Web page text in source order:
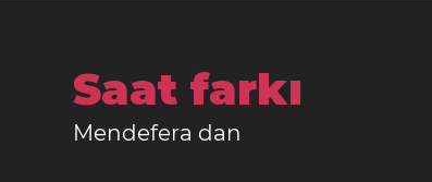
Saat farkı
Mendefera dan